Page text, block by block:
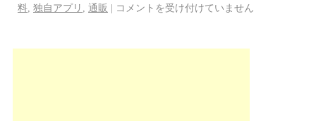
料 独自アプリ 通販 | コメントを受け付けていません